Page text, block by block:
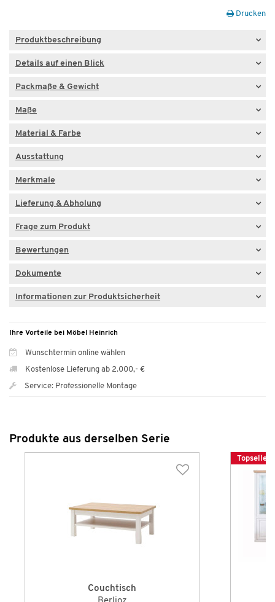
Drucken
Produktbeschreibung
Details auf einen Blick
Packmaße & Gewicht
Maße
Material & Farbe
Ausstattung
Merkmale
Lieferung & Abholung
Frage zum Produkt
Bewertungen
Dokumente
Informationen zur Produktsicherheit
Ihre Vorteile bei Möbel Heinrich
Wunschtermin online wählen
Kostenlose Lieferung ab 2.000,- €
Service: Professionelle Montage
Produkte aus derselben Serie
Couchtisch
Topseller